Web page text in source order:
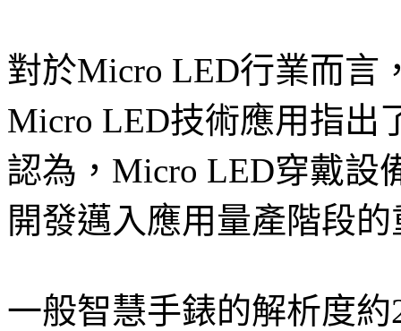
對於Micro LED行業而言
Micro LED技術應用指出
認為，Micro LED穿戴設
開發邁入應用量產階段
一般智慧手錶的解析度